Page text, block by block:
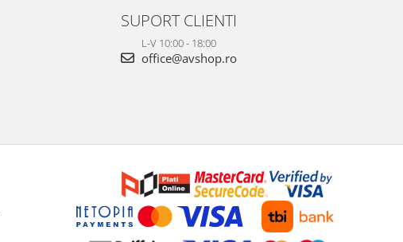
SUPORT CLIENTI
L-V 10:00 - 18:00
office@avshop.ro